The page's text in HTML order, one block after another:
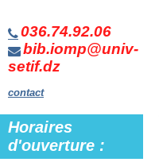
036.74.92.06
bib.iomp@univ-
setif.dz
contact
Horaires
d'ouverture :